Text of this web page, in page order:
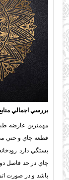
بررسي اجمالي
مهمترين عارضه
قطعه چاي و حتي
بستگي دارد
چاي در حد فاصل
باشد و در صورت